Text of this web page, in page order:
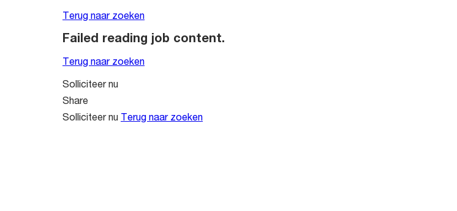
Terug naar zoeken
Failed reading job content.
Terug naar zoeken
Solliciteer nu
Share
Solliciteer nu Terug naar zoeken